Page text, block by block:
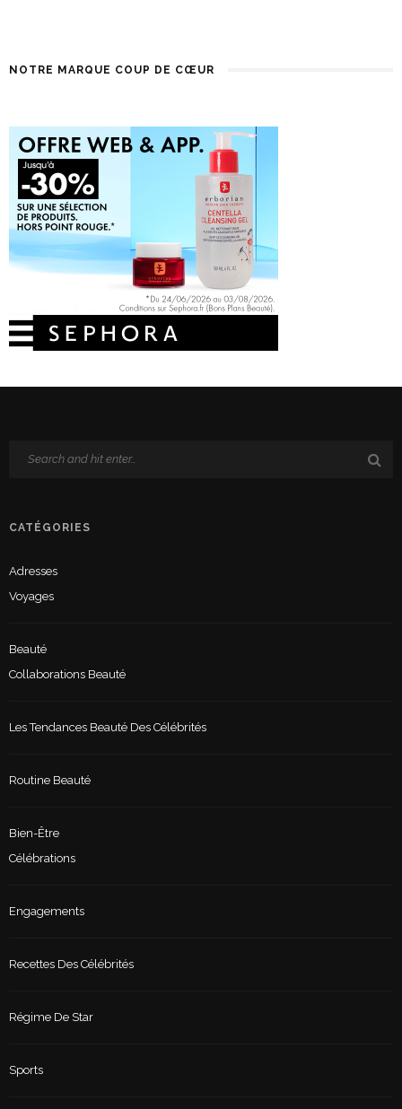
NOTRE MARQUE COUP DE CŒUR
CATÉGORIES
Adresses
Voyages
Beauté
Collaborations Beauté
Les Tendances Beauté Des Célébrités
Routine Beauté
Bien-Être
Célébrations
Engagements
Recettes Des Célébrités
Régime De Star
Sports